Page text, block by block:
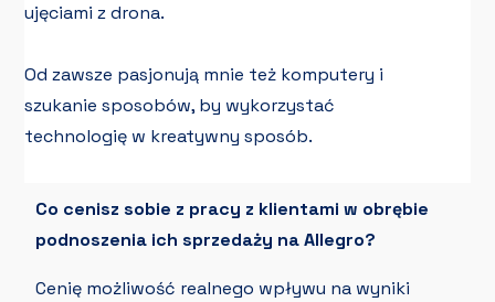
ujęciami z drona.
Od zawsze pasjonują mnie też komputery i
szukanie sposobów, by wykorzystać
technologię w kreatywny sposób.
Co cenisz sobie z pracy z klientami w obrębie
podnoszenia ich sprzedaży na Allegro?
Cenię możliwość realnego wpływu na wyniki